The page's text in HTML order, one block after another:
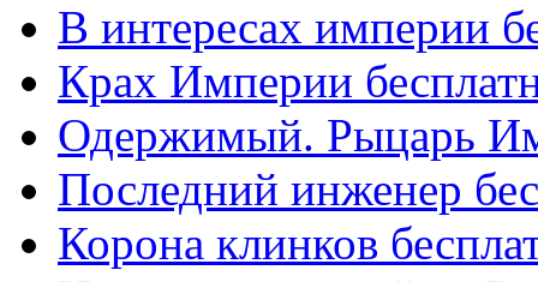
В интересах империи
Крах Империи
Одержимый. Рыцарь
Последний инженер
Корона клинков